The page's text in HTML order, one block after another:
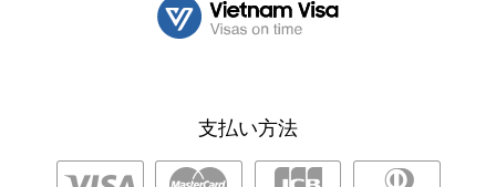
支払い方法